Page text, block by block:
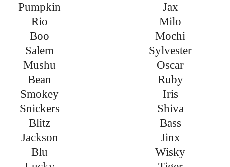
Pumpkin
Rio
Boo
Salem
Mushu
Bean
Smokey
Snickers
Blitz
Jackson
Blu
Jax
Milo
Mochi
Sylvester
Oscar
Ruby
Iris
Shiva
Bass
Jinx
Wisky